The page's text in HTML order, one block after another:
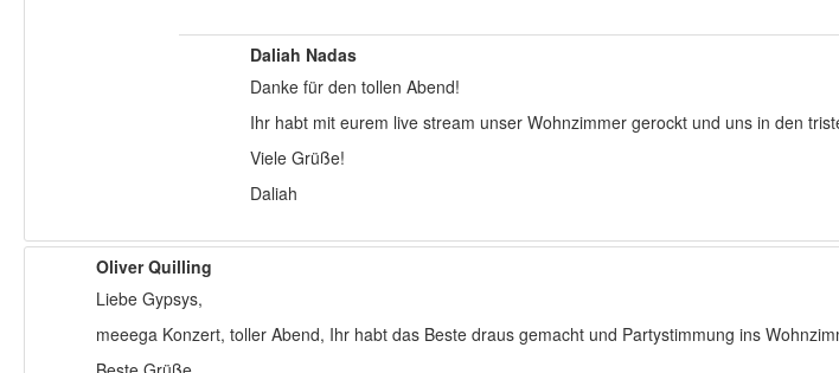
Daliah Nadas
Danke für den tollen Abend!
Ihr habt mit eurem live stream unser Wohnzimmer gerockt und uns in den
Viele Grüße!
Daliah
Oliver Quilling
Liebe Gypsys,
meeega Konzert, toller Abend, Ihr habt das Beste draus gemacht und Partystimmung ins